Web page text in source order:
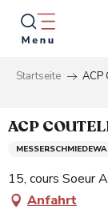
Aller
contenu
principal
Startseite ACP
ACP
15, cours Soeur
Anfahrt